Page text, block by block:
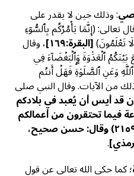
: وذلك حين لا يقدر على
تعالى: (إِنَّمَا يَأۡمُرُكُم بِٱلسُّوٓءِ
تَعۡلَمُونَ)[البقرة:١٦٩] ، وقال
ٱلۡعَدَٰوَةَ وَٱلۡبَغۡضَآءَ فِي
وَعَنِ ٱلصَّلَوٰةِۖ فَهَلۡ أَنتُم
من الآيات. وقال النبي صلى
قد أيس أن يُعبد في بلادكم
فيما تحتقرون من أعمالكم
رواه الترمذي (٢١٥٩) وقال: حسن صحيح،
.
؛ كما حكى الله تعالى عن قول